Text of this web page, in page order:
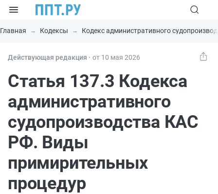
Главная Кодексы Кодекс административного
Действующая редакция ⸱ от 10 мая 2026
Статья 137.3 Кодекса
административного
судопроизводства КАС
РФ. Виды
примирительных
процедур